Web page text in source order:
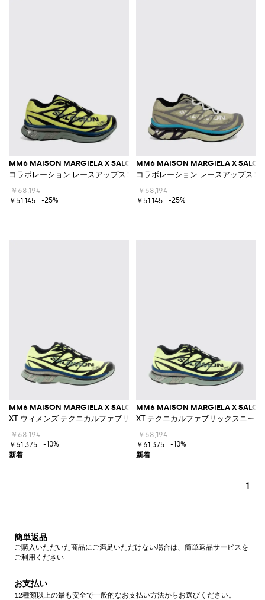
MM6 MAISON MARGIELA X SALOMON
コラボレーション レースアップスニーカー テクニカルメッシュ
￥68,194
￥51,145
-25%
MM6 MAISON MARGIELA X
コラボレーション レースアップスニ
￥68,194
￥51,145
-25%
MM6 MAISON MARGIELA X SALOMON
XT ウィメンズ テクニカルファブリックスニーカー
￥68,194
￥61,375
-10%
MM6 MAISON MARGIELA X
XT テクニカルファブリックスニーカ
￥68,194
￥61,375
-10%
1
簡単返品
ご購入いただいた商品にご満足いただけない場合は、簡単返品サービスを
ご利用ください
お支払い
12種類以上の最も安全で一般的なお支払い方法からお選びください。